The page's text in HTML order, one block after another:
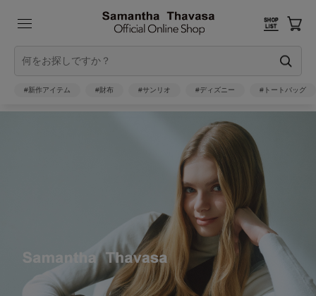
#新作アイテム #財布 #サンリオ #ディズニー #トートバッグ